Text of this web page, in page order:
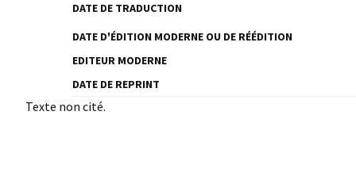
DATE DE TRADUCTION
DATE D'ÉDITION MODERNE OU DE RÉÉDITION
EDITEUR MODERNE
DATE DE REPRINT
Texte non cité.